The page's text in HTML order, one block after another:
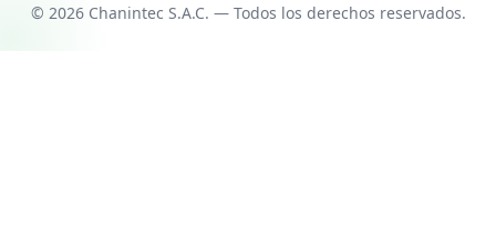
© 2026 Chanintec S.A.C. — Todos los derechos reservados.